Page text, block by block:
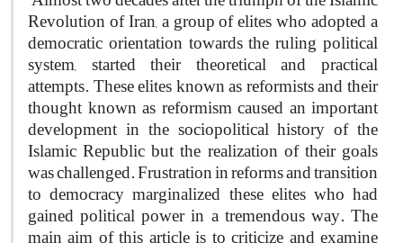
Revolution of Iran, a group of elites who adopted a
democratic orientation towards the ruling political
system, started their theoretical and practical
attempts. These elites known as reformists and their
thought known as reformism caused an important
development in the sociopolitical history of the
Islamic Republic but the realization of their goals
was challenged. Frustration in reforms and transition
to democracy marginalized these elites who had
gained political power in a tremendous way. The